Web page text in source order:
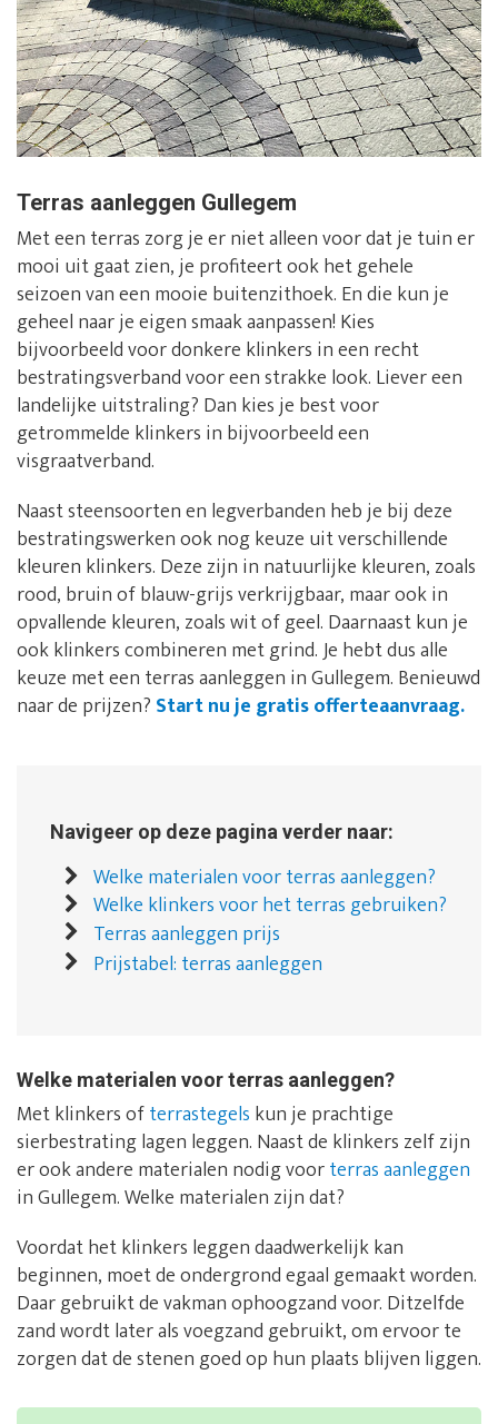
Terras aanleggen Gullegem
Met een terras zorg je er niet alleen voor dat je tuin er
mooi uit gaat zien, je profiteert ook het gehele
seizoen van een mooie buitenzithoek. En die kun je
geheel naar je eigen smaak aanpassen! Kies
bijvoorbeeld voor donkere klinkers in een recht
bestratingsverband voor een strakke look. Liever een
landelijke uitstraling? Dan kies je best voor
getrommelde klinkers in bijvoorbeeld een
visgraatverband.
Naast steensoorten en legverbanden heb je bij deze
bestratingswerken ook nog keuze uit verschillende
kleuren klinkers. Deze zijn in natuurlijke kleuren, zoals
rood, bruin of blauw-grijs verkrijgbaar, maar ook in
opvallende kleuren, zoals wit of geel. Daarnaast kun je
ook klinkers combineren met grind. Je hebt dus alle
keuze met een terras aanleggen in Gullegem. Benieuwd
naar de prijzen? Start nu je gratis offerteaanvraag.
Navigeer op deze pagina verder naar:
Welke materialen voor terras aanleggen?
Welke klinkers voor het terras gebruiken?
Terras aanleggen prijs
Prijstabel: terras aanleggen
Welke materialen voor terras aanleggen?
Met klinkers ofterrastegels kun je prachtige
sierbestrating lagen leggen. Naast de klinkers zelf zijn
er ook andere materialen nodig voorterras aanleggen
in Gullegem. Welke materialen zijn dat?
Voordat het klinkers leggen daadwerkelijk kan
beginnen, moet de ondergrond egaal gemaakt worden.
Daar gebruikt de vakman ophoogzand voor. Ditzelfde
zand wordt later als voegzand gebruikt, om ervoor te
zorgen dat de stenen goed op hun plaats blijven liggen.